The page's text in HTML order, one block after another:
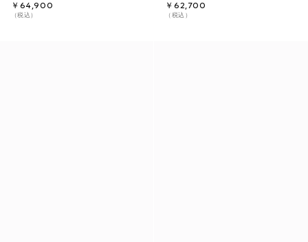
￥64,900
（税込）
￥62,700
（税込）